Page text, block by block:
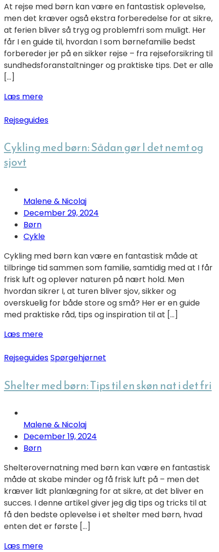
At rejse med børn kan være en fantastisk oplevelse,
men det kræver også ekstra forberedelse for at sikre,
at ferien bliver så tryg og problemfri som muligt. Her
får I en guide til, hvordan I som børnefamilie bedst
forbereder jer på en sikker rejse – fra rejseforsikring til
sundhedsforanstaltninger og praktiske tips. Det er alle
[…]
Læs mere
Rejseguides
Cykling med børn: Sådan gør I det nemt og
sjovt
Malene & Nicolaj
December 29, 2024
Børn
Cykle
Cykling med børn kan være en fantastisk måde at
tilbringe tid sammen som familie, samtidig med at I får
frisk luft og oplever naturen på nært hold. Men
hvordan sikrer I, at turen bliver sjov, sikker og
overskuelig for både store og små? Her er en guide
med praktiske råd, tips og inspiration til at […]
Læs mere
RejseguidesSpørgehjørnet
Shelter med børn: Tips til en skøn nat i det fri
Malene & Nicolaj
December 19, 2024
Børn
Shelterovernatning med børn kan være en fantastisk
måde at skabe minder og få frisk luft på – men det
kræver lidt planlægning for at sikre, at det bliver en
succes. I denne artikel giver jeg dig tips og tricks til at
få den bedste oplevelse i et shelter med børn, hvad
enten det er første […]
Læs mere